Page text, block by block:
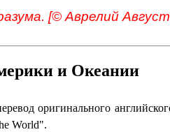
[© Аврелий
и Океании
оригинального
World".